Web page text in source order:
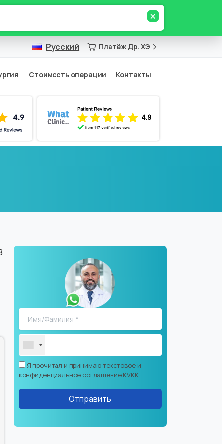
×
Русский Платёж Др. ХЭ
Стоимость операции Контакты
Я прочитал и принимаю текстовое и
конфиденциальное соглашение KVKK.